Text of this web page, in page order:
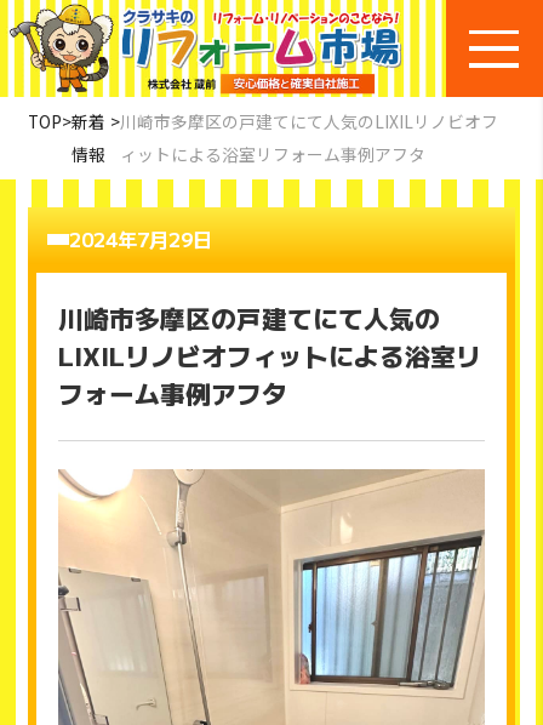
TOP>新着
情報
>川崎市多摩区の戸建てにて人気のLIXILリノビオフ
ィットによる浴室リフォーム事例アフタ
2024年7月29日
川崎市多摩区の戸建てにて人気の
LIXILリノビオフィットによる浴室リ
フォーム事例アフタ